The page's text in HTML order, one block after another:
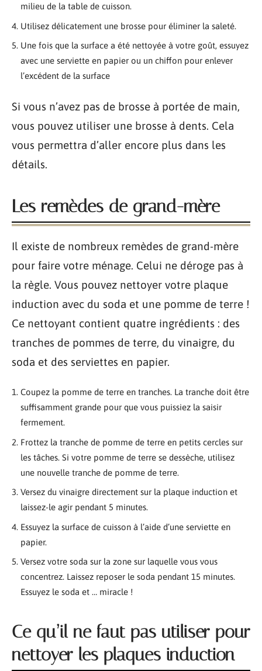
milieu de la table de cuisson.
Utilisez délicatement une brosse pour éliminer la saleté.
Une fois que la surface a été nettoyée à votre goût, essuyez
avec une serviette en papier ou un chiffon pour enlever
l’excédent de la surface
Si vous n’avez pas de brosse à portée de main,
vous pouvez utiliser une brosse à dents. Cela
vous permettra d’aller encore plus dans les
détails.
Les remèdes de grand-mère
Il existe de nombreux remèdes de grand-mère
pour faire votre ménage. Celui ne déroge pas à
la règle. Vous pouvez nettoyer votre plaque
induction avec du soda et une pomme de terre !
Ce nettoyant contient quatre ingrédients : des
tranches de pommes de terre, du vinaigre, du
soda et des serviettes en papier.
Coupez la pomme de terre en tranches. La tranche doit être
suffisamment grande pour que vous puissiez la saisir
fermement.
Frottez la tranche de pomme de terre en petits cercles sur
les tâches. Si votre pomme de terre se dessèche, utilisez
une nouvelle tranche de pomme de terre.
Versez du vinaigre directement sur la plaque induction et
laissez-le agir pendant 5 minutes.
Essuyez la surface de cuisson à l’aide d’une serviette en
papier.
Versez votre soda sur la zone sur laquelle vous vous
concentrez. Laissez reposer le soda pendant 15 minutes.
Essuyez le soda et … miracle !
Ce qu’il ne faut pas utiliser pour
nettoyer les plaques induction